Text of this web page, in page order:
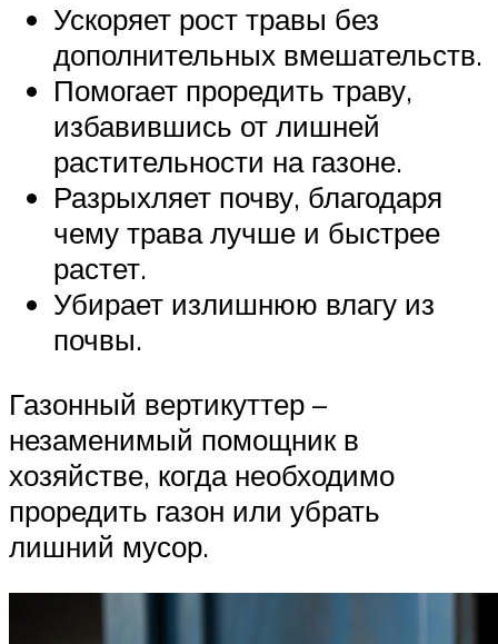
Ускоряет рост травы без
дополнительных вмешательств.
Помогает проредить траву,
избавившись от лишней
растительности на газоне.
Разрыхляет почву, благодаря
чему трава лучше и быстрее
растет.
Убирает излишнюю влагу из
почвы.
Газонный вертикуттер –
незаменимый помощник в
хозяйстве, когда необходимо
проредить газон или убрать
лишний мусор.